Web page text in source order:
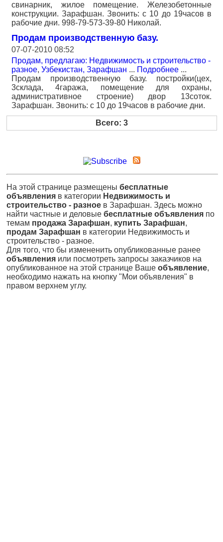
свинарник, жилое помещение. Железобетонные
конструкции. Зарафшан. Звонить: с 10 до 19часов в
рабочие дни. 998-79-573-39-80 Николай.
Продам производственную базу.
07-07-2010 08:52
Продам, предлагаю: Недвижимость и строительство -
разное, Узбекистан, Зарафшан ... Подробнее ...
Продам производственную базу. постройки(цех,
3склада, 4гаража, помещение для охраны,
административное строение) двор 13соток.
Зарафшан. Звонить: с 10 до 19часов в рабочие дни.
Всего: 3
На этой странице размещены бесплатные
объявления в категории Недвижимость и
строительство - разное в Зарафшан. Здесь можно
найти частные и деловые бесплатные объявления по
темам продажа Зарафшан, купить Зарафшан,
продам Зарафшан в категории Недвижимость и
строительство - разное.
Для того, что бы измененить опубликованные ранее
объявления или посмотреть запросы заказчиков на
опубликованное на этой странице Ваше объявление,
необходимо нажать на кнопку "Мои объявления" в
правом верхнем углу.